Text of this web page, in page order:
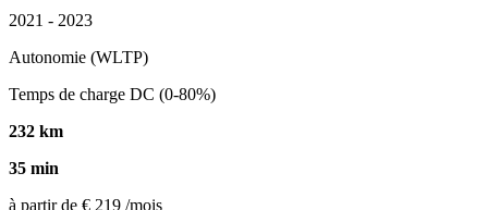
2021 - 2023
Autonomie (WLTP)
Temps de charge DC (0-80%)
232 km
35 min
à partir de € 219 /mois